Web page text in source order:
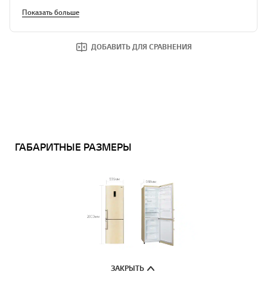
Показать больше
ДОБАВИТЬ ДЛЯ СРАВНЕНИЯ
ГАБАРИТНЫЕ РАЗМЕРЫ
ЗАКРЫТЬ